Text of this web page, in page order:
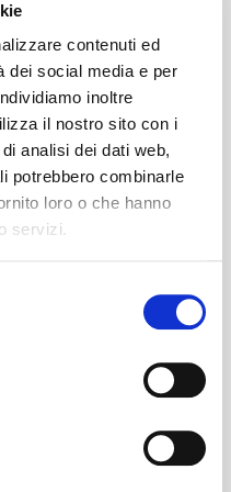
contenuti ed
dei social media e per
inoltre
il nostro sito con i
analisi dei dati web,
potrebbero combinarle
loro o che hanno
servizi.
turisti e per chi
In linea con la
scegliere il bus
ecologica. Ogni
strada decine di
drasticamente le
lo stress del
Reggio Emilia o la
notturna dopo ore
Rilassati sui nostri
autisti